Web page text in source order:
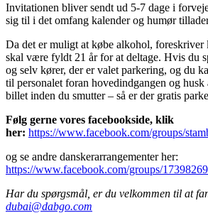
Invitationen bliver sendt ud 5-7 dage i
sig til i det omfang kalender og humør
Da det er muligt at købe alkohol, foreskriver
skal være fyldt 21 år for at deltage. Hvis du
og selv kører, der er valet parkering, og du
til personalet foran hovedindgangen og husk
billet inden du smutter – så er der gratis
Følg gerne vores facebookside, klik
her: https://www.facebook.com/groups/
og se andre danskerarrangementer her:
https://www.facebook.com/groups/
Har du spørgsmål, er du velkommen til at
dubai@dabgo.com